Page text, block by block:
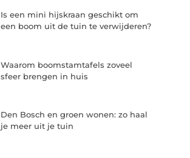
Is een mini hijskraan geschikt om
een boom uit de tuin te verwijderen?
Waarom boomstamtafels zoveel
sfeer brengen in huis
Den Bosch en groen wonen: zo haal
je meer uit je tuin